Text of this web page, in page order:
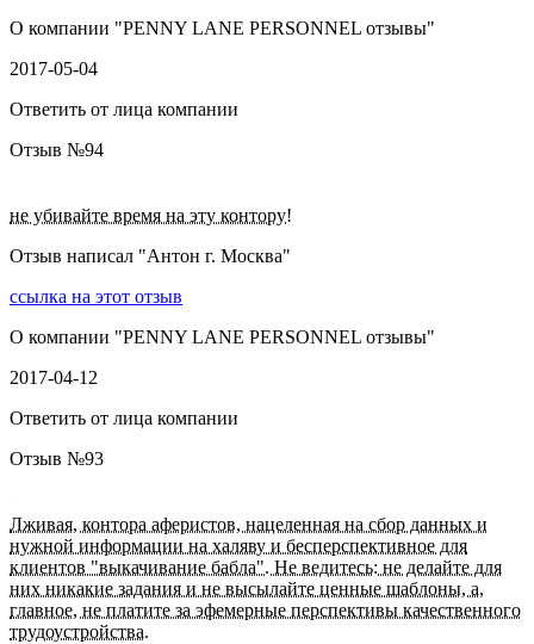
О компании "PENNY LANE PERSONNEL отзывы"
2017-05-04
Ответить от лица компании
Отзыв №94
не убивайте время на эту контору!
Отзыв написал "Антон г. Москва"
ссылка на этот отзыв
О компании "PENNY LANE PERSONNEL отзывы"
2017-04-12
Ответить от лица компании
Отзыв №93
Лживая, контора аферистов, нацеленная на сбор данных и
нужной информации на халяву и бесперспективное для
клиентов "выкачивание бабла". Не ведитесь: не делайте для
них никакие задания и не высылайте ценные шаблоны, а,
главное, не платите за эфемерные перспективы качественного
трудоустройства.